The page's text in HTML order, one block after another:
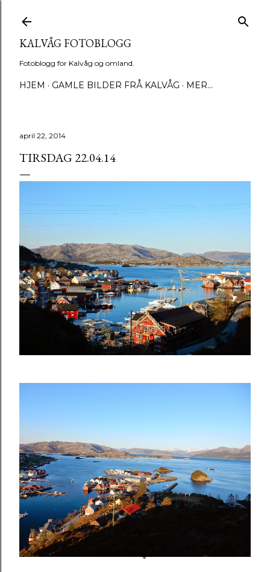
KALVÅG FOTOBLOGG
Fotoblogg for Kalvåg og omland.
HJEM GAMLE BILDER FRÅ KALVÅG MER…
april 22, 2014
TIRSDAG 22.04.14